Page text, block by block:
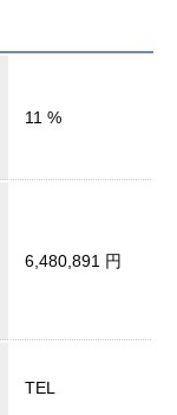
11 %
6,480,891 円
TEL